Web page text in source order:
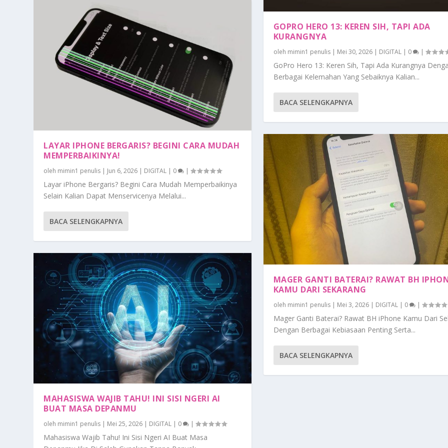
LAYAR IPHONE BERGARIS? BEGINI CARA MUDAH
MEMPERBAIKINYA!
oleh mimin1 penulis | Jun 6, 2026 | DIGITAL | 0 |
Layar iPhone Bergaris? Begini Cara Mudah Memperbaikinya
Selain Kalian Dapat Menservicenya Melalui...
BACA SELENGKAPNYA
MAHASISWA WAJIB TAHU! INI SISI NGERI AI
BUAT MASA DEPANMU
oleh mimin1 penulis | Mei 25, 2026 | DIGITAL | 0 |
Mahasiswa Wajib Tahu! Ini Sisi Ngeri AI Buat Masa
GOPRO HERO 13: KEREN SIH, TAPI ADA
KURANGNYA
oleh mimin1 penulis| Mei 30, 2026| DIGITAL| 0 |
GoPro Hero 13: Keren Sih, Tapi Ada Kurangnya
Berbagai Kelemahan Yang Sebaiknya Kalian...
BACA SELENGKAPNYA
MAGER GANTI BATERAI? RAWAT BH
KAMU DARI SEKARANG
oleh mimin1 penulis| Mei 3, 2026| DIGITAL| 0 |
Mager Ganti Baterai? Rawat BH iPhone Kamu Dari
Dengan Berbagai Kebiasaan Penting Serta...
BACA SELENGKAPNYA